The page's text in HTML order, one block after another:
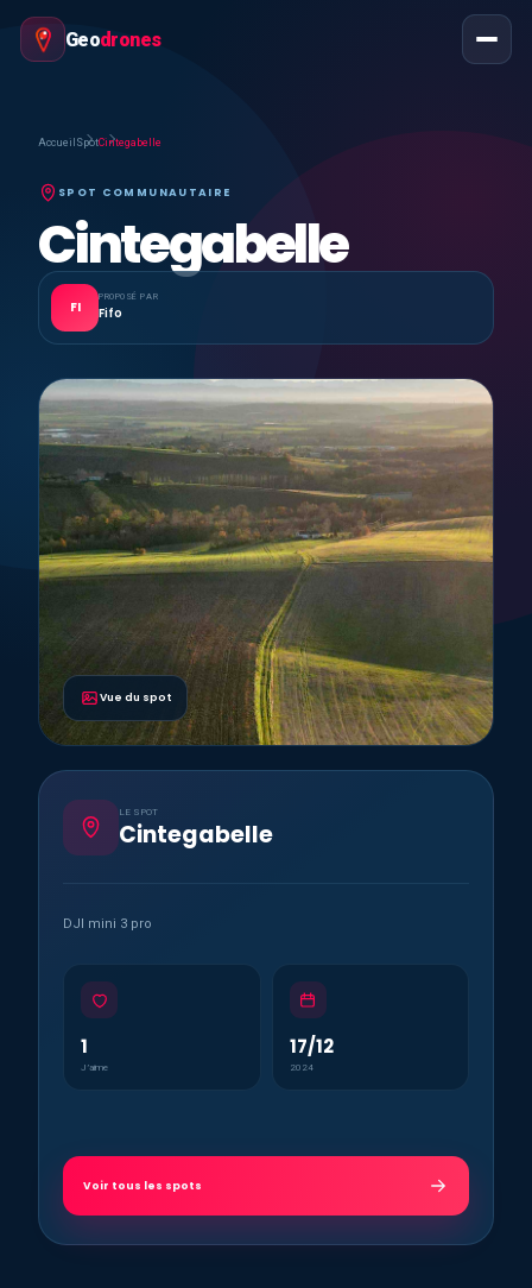
Geodrones
Accueil SpotCintegabelle
SPOT COMMUNAUTAIRE
Cintegabelle
FI
PROPOSÉ PAR
Fifo
Vue du spot
LE SPOT
Cintegabelle
DJI mini 3 pro
1
J’aime
17/12
2024
Voir tous les spots